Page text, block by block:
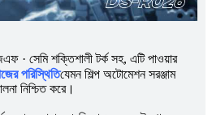
· সেমি শক্তিশালী টর্ক সহ, এটি পাওয়ার
পরিস্থিতিযেমন শিল্প অটোমেশন সরঞ্জাম
নিশ্চিত করে।